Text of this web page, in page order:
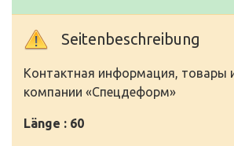
Seitenbeschreibung
Контактная информация, товары
компании «Спецдеформ»
Länge : 60